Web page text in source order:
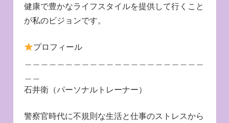
健康で豊かなライフスタイルを提供して行くこと
が私のビジョンです。
プロフィール
石井衛（パーソナルトレーナー）
警察官時代に不規則な生活と仕事のストレスから